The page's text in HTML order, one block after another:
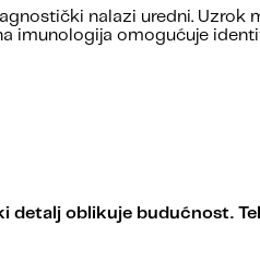
nalazi uredni.
imunologija omogućuje
detalj oblikuje budućnost.